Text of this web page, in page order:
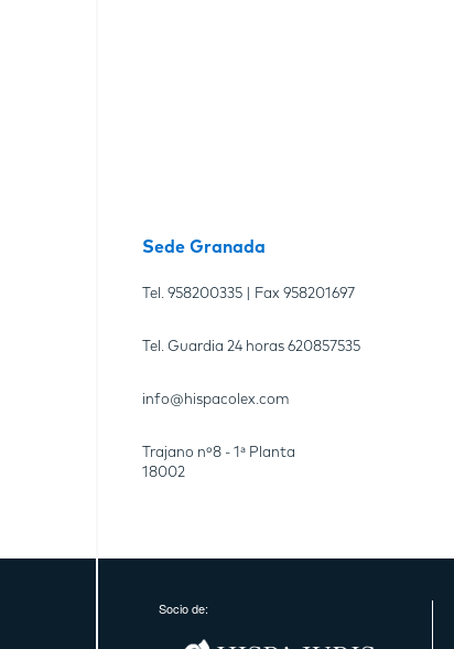
Sede Granada
Tel. 958200335 | Fax 958201697
Tel. Guardia 24 horas 620857535
info@hispacolex.com
Trajano nº8 - 1ª Planta
18002
Socio de: